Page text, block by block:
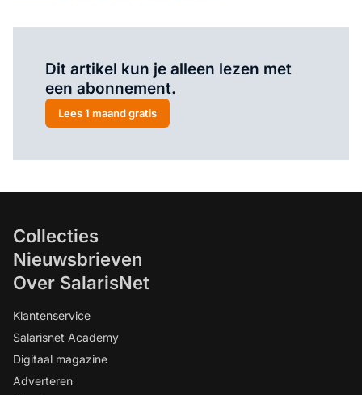
Dit artikel kun je alleen lezen met
een abonnement.
Lees 1 maand gratis
Collecties
Nieuwsbrieven
Over SalarisNet
Klantenservice
Salarisnet Academy
Digitaal magazine
Adverteren